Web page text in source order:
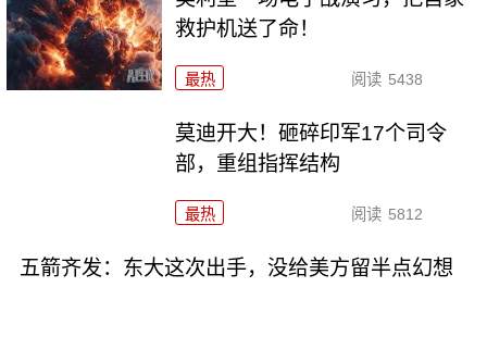
救护机送了命！
最热 阅读 5438
莫迪开大！砸碎印军17个司令
部，重组指挥结构
最热 阅读 5812
五箭齐发：东大这次出手，没给美方留半点幻想